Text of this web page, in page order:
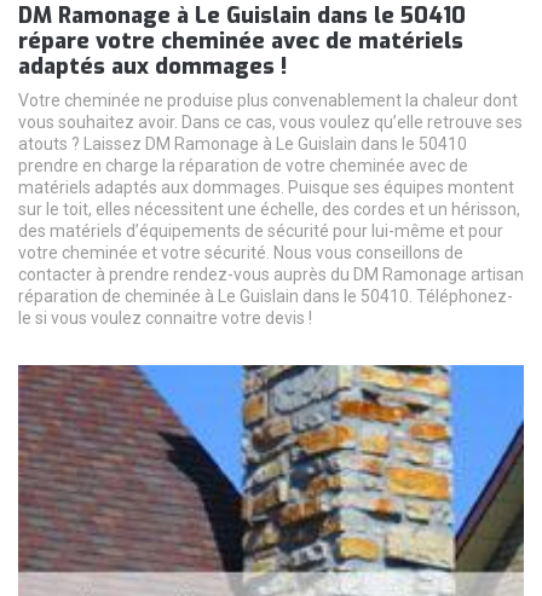
DM Ramonage à Le Guislain dans le 50410
répare votre cheminée avec de matériels
adaptés aux dommages !
Votre cheminée ne produise plus convenablement la chaleur dont
vous souhaitez avoir. Dans ce cas, vous voulez qu’elle retrouve ses
atouts ? Laissez DM Ramonage à Le Guislain dans le 50410
prendre en charge la réparation de votre cheminée avec de
matériels adaptés aux dommages. Puisque ses équipes montent
sur le toit, elles nécessitent une échelle, des cordes et un hérisson,
des matériels d’équipements de sécurité pour lui-même et pour
votre cheminée et votre sécurité. Nous vous conseillons de
contacter à prendre rendez-vous auprès du DM Ramonage artisan
réparation de cheminée à Le Guislain dans le 50410. Téléphonez-
le si vous voulez connaitre votre devis !